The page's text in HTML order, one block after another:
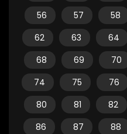
56
57 58
62
63 64
68
69 70
74
75 76
80
81 82
86
87 88